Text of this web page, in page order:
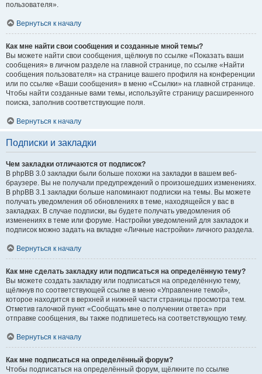
пользователя».
Вернуться к началу
Как мне найти свои сообщения и созданные мной темы?
Вы можете найти свои сообщения, щёлкнув по ссылке «Показать ваши
сообщения» в личном разделе на главной странице, по ссылке «Найти
сообщения пользователя» на странице вашего профиля на конференции
или по ссылке «Ваши сообщения» в меню «Ссылки» на главной странице.
Чтобы найти созданные вами темы, используйте страницу расширенного
поиска, заполнив соответствующие поля.
Вернуться к началу
Подписки и закладки
Чем закладки отличаются от подписок?
В phpBB 3.0 закладки были больше похожи на закладки в вашем веб-
браузере. Вы не получали предупреждений о произошедших изменениях.
В phpBB 3.1 закладки больше напоминают подписки на темы. Вы можете
получать уведомления об обновлениях в теме, находящейся у вас в
закладках. В случае подписки, вы будете получать уведомления об
изменениях в теме или форуме. Настройки уведомлений для закладок и
подписок можно задать на вкладке «Личные настройки» личного раздела.
Вернуться к началу
Как мне сделать закладку или подписаться на определённую тему?
Вы можете создать закладку или подписаться на определённую тему,
щёлкнув по соответствующей ссылке в меню «Управление темой»,
которое находится в верхней и нижней части страницы просмотра тем.
Отметив галочкой пункт «Сообщать мне о получении ответа» при
отправке сообщения, вы также подпишетесь на соответствующую тему.
Вернуться к началу
Как мне подписаться на определённый форум?
Чтобы подписаться на определённый форум, щёлкните по ссылке